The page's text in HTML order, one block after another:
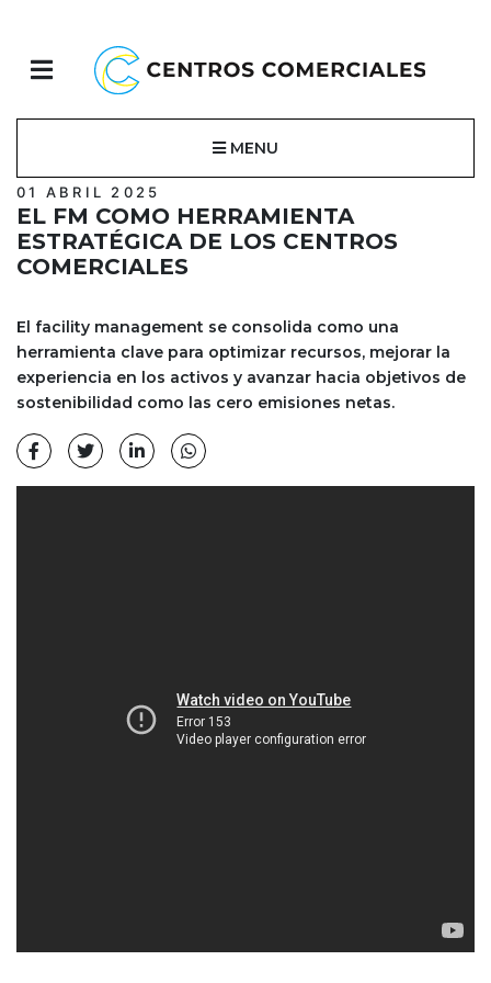
MENU
01 ABRIL 2025
EL FM COMO HERRAMIENTA
ESTRATÉGICA DE LOS CENTROS
COMERCIALES
El facility management se consolida como una
herramienta clave para optimizar recursos, mejorar la
experiencia en los activos y avanzar hacia objetivos de
sostenibilidad como las cero emisiones netas.